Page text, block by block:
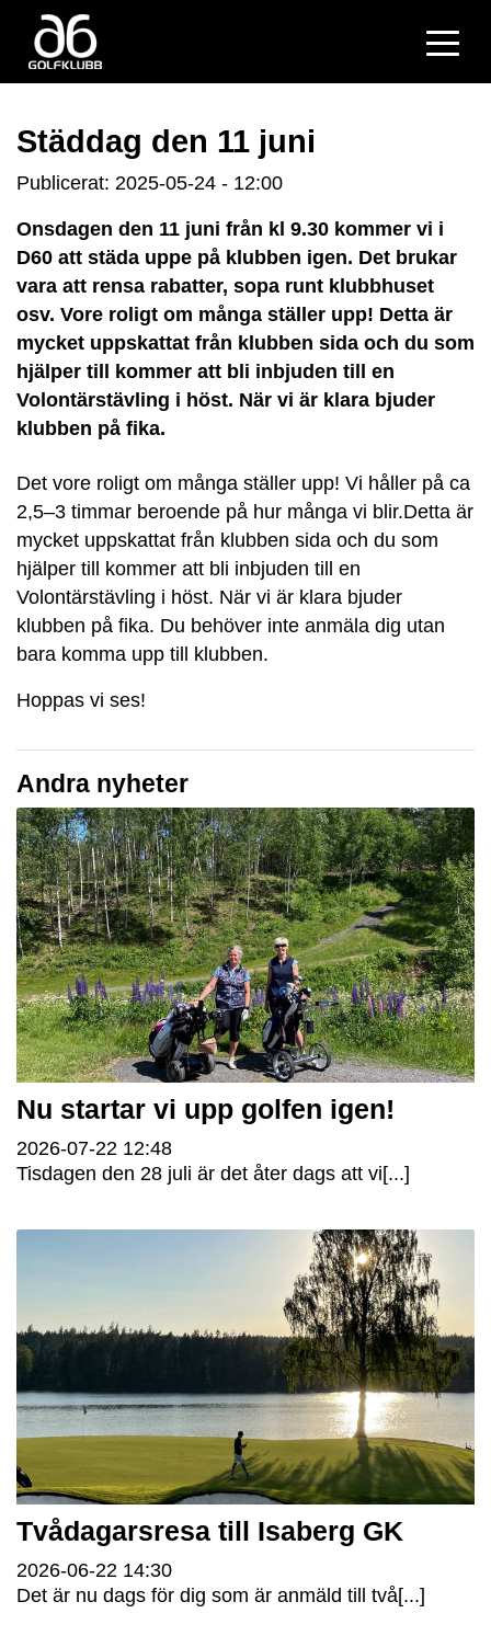
Städdag den 11 juni
Publicerat: 2025-05-24 - 12:00
Onsdagen den 11 juni från kl 9.30 kommer vi i
D60 att städa uppe på klubben igen. Det brukar
vara att rensa rabatter, sopa runt klubbhuset
osv. Vore roligt om många ställer upp! Detta är
mycket uppskattat från klubben sida och du som
hjälper till kommer att bli inbjuden till en
Volontärstävling i höst. När vi är klara bjuder
klubben på fika.
Det vore roligt om många ställer upp! Vi håller på ca
2,5–3 timmar beroende på hur många vi blir.Detta är
mycket uppskattat från klubben sida och du som
hjälper till kommer att bli inbjuden till en
Volontärstävling i höst. När vi är klara bjuder
klubben på fika. Du behöver inte anmäla dig utan
bara komma upp till klubben.
Hoppas vi ses!
Andra nyheter
Nu startar vi upp golfen igen!
2026-07-22 12:48
Tisdagen den 28 juli är det åter dags att vi[...]
Tvådagarsresa till Isaberg GK
2026-06-22 14:30
Det är nu dags för dig som är anmäld till två[...]